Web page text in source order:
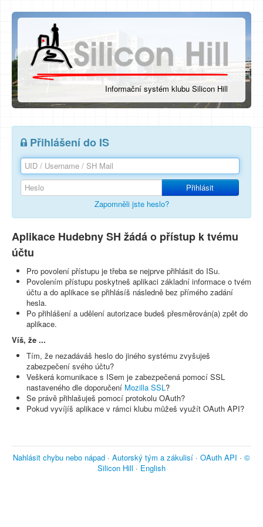
Informační systém klubu Silicon Hill
Přihlášení do IS
Přihlásit
Zapomněli jste heslo?
Aplikace Hudebny SH žádá o přístup k tvému
účtu
Pro povolení přístupu je třeba se nejprve přihlásit do ISu.
Povolením přístupu poskytneš aplikaci základní informace o tvém
účtu a do aplikace se přihlásíš následně bez přímého zadání
hesla.
Po přihlášení a udělení autorizace budeš přesměrován(a) zpět do
aplikace.
Víš, že ...
Tím, že nezadáváš heslo do jiného systému zvyšuješ
zabezpečení svého účtu?
Veškerá komunikace s ISem je zabezpečená pomocí SSL
nastaveného dle doporučení Mozilla SSL?
Se právě přihlašuješ pomocí protokolu OAuth?
Pokud vyvíjíš aplikace v rámci klubu můžeš využít OAuth API?
Nahlásit chybu nebo nápad · Autorský tým a zákulisí · OAuth API · ©
Silicon Hill · English